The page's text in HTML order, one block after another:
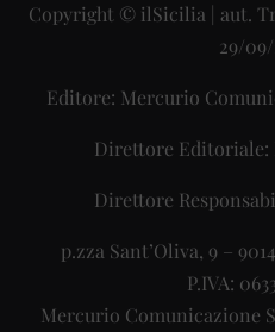
Copyright © ilSicilia | aut.
29/
Editore: Mercurio
Direttore Editoriale:
Direttore
p.zza Sant’Oliva, 9 –
P.IVA:
Mercurio Comunicazione